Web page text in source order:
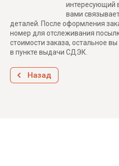
интересующий
вами
деталей. После оформления
номер для отслеживания
стоимости заказа, остальное
в пункте выдачи СДЭК.
Назад